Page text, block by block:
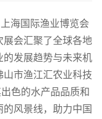
国际渔业博览会
会汇聚了全球各地
发展趋势与未来机
市渔江汇农业科技
色的水产品品质和
风景线，助力中国